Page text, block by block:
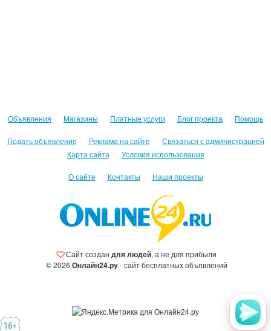
Объявления Магазины Платные услуги Блог проекта Помощь
Подать объявление Реклама на сайте
Связаться с администрацией
Карта сайта
Условия использования
О сайте Контакты Наши проекты
Сайт создан для людей, а не для прибыли
© 2026 Онлайн24.ру- сайт бесплатных объявлений